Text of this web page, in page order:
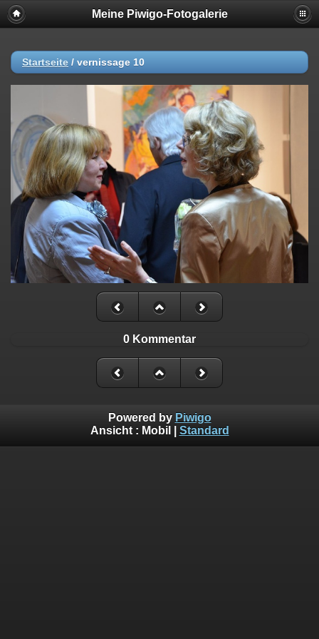
Meine Piwigo-Fotogalerie
Startseite / vernissage 10
0 Kommentar
Powered by Piwigo
Ansicht : Mobil Standard